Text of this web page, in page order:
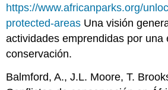
https://www.africanparks.org/
protected-areas Una visión
actividades emprendidas por una
conservación.
Balmford, A., J.L. Moore, T.